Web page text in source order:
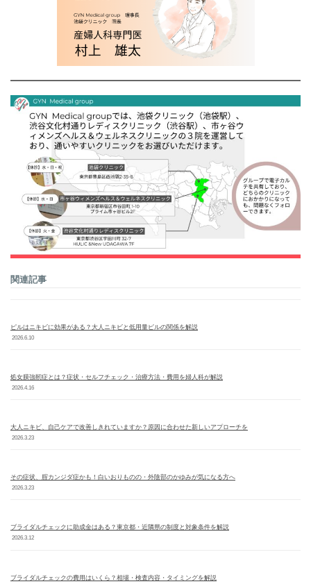
関連記事
ピルはニキビに効果がある？大人ニキビと低用量ピルの関係を解説
2026.6.10
処女膜強靭症とは？症状・セルフチェック・治療方法・費用を婦人科が解説
2026.4.16
大人ニキビ、自己ケアで改善しきれていますか？原因に合わせた新しいアプローチを
2026.3.23
その症状、腟カンジダ症かも！白いおりものの・外陰部のかゆみが気になる方へ
2026.3.23
ブライダルチェックに助成金はある？東京都・近隣県の制度と対象条件を解説
2026.3.12
ブライダルチェックの費用はいくら？相場・検査内容・タイミングを解説